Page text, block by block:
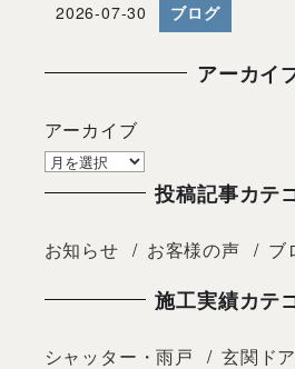
投稿日
2026-07-30 ブログ
アーカイ
アーカイブ
投稿記事カテ
お知らせ お客様の声 ブ
施工実績カテ
シャッター・雨戸
玄関ド